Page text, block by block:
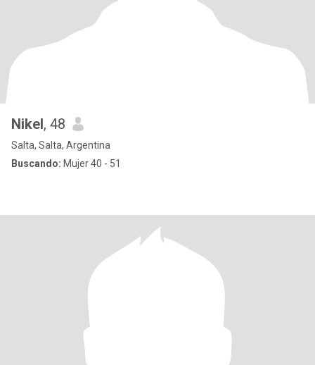
Nikel, 48
Salta, Salta, Argentina
Buscando: Mujer 40 - 51